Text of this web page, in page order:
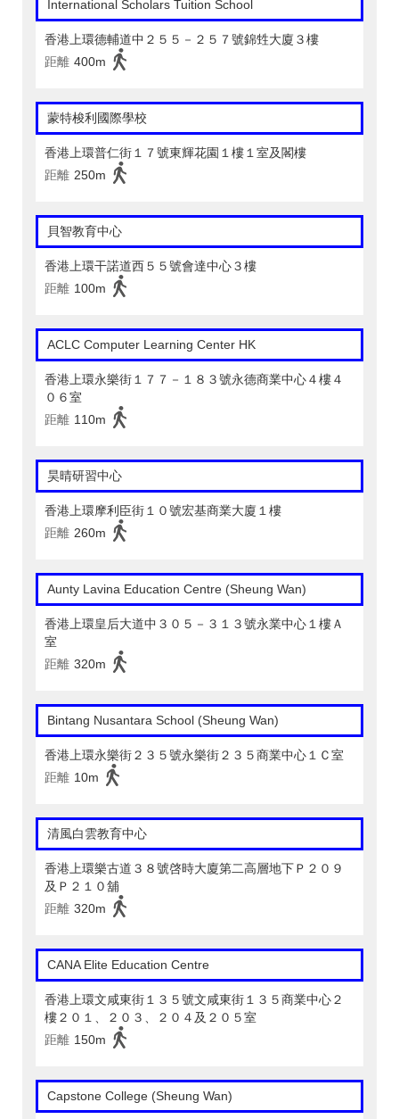
International Scholars Tuition School
香港上環德輔道中２５５－２５７號錦甡大廈３樓
距離 400m
蒙特梭利國際學校
香港上環普仁街１７號東輝花園１樓１室及閣樓
距離 250m
貝智教育中心
香港上環干諾道西５５號會達中心３樓
距離 100m
ACLC Computer Learning Center HK
香港上環永樂街１７７－１８３號永德商業中心４樓４
０６室
距離 110m
昊晴研習中心
香港上環摩利臣街１０號宏基商業大廈１樓
距離 260m
Aunty Lavina Education Centre (Sheung Wan)
香港上環皇后大道中３０５－３１３號永業中心１樓Ａ
室
距離 320m
Bintang Nusantara School (Sheung Wan)
香港上環永樂街２３５號永樂街２３５商業中心１Ｃ室
距離 10m
清風白雲教育中心
香港上環樂古道３８號啓時大廈第二高層地下Ｐ２０９
及Ｐ２１０舖
距離 320m
CANA Elite Education Centre
香港上環文咸東街１３５號文咸東街１３５商業中心２
樓２０１、２０３、２０４及２０５室
距離 150m
Capstone College (Sheung Wan)